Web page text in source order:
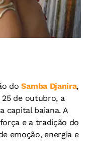
doSamba Djanira,
25 de outubro, a
capital baiana. A
e a tradição do
emoção, energia e